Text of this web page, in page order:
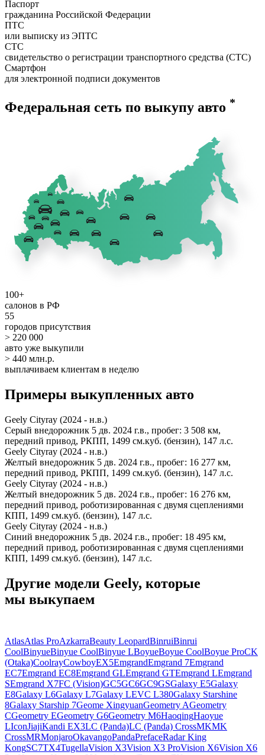
Паспорт
гражданина Российской Федерации
ПТС
или выписку из ЭПТС
СТС
свидетельство о регистрации транспортного средства (СТС)
Смартфон
для электронной подписи документов
Федеральная сеть по выкупу авто *
100+
салонов в РФ
55
городов присутствия
> 220 000
авто уже выкупили
> 440 млн.р.
выплачиваем клиентам в неделю
Примеры выкупленных авто
Geely Cityray (2024 - н.в.)
Серый внедорожник 5 дв. 2024 г.в., пробег: 3 508 км,
передний привод, РКПП, 1499 см.куб. (бензин), 147 л.с.
Geely Cityray (2024 - н.в.)
Желтый внедорожник 5 дв. 2024 г.в., пробег: 16 277 км,
передний привод, РКПП, 1499 см.куб. (бензин), 147 л.с.
Geely Cityray (2024 - н.в.)
Желтый внедорожник 5 дв. 2024 г.в., пробег: 16 276 км,
передний привод, роботизированная с двумя сцеплениями
КПП, 1499 см.куб. (бензин), 147 л.с.
Geely Cityray (2024 - н.в.)
Синий внедорожник 5 дв. 2024 г.в., пробег: 18 495 км,
передний привод, роботизированная с двумя сцеплениями
КПП, 1499 см.куб. (бензин), 147 л.с.
Другие модели Geely, которые
мы выкупаем
AtlasAtlas ProAzkarraBeauty LeopardBinruiBinrui
CoolBinyueBinyue CoolBinyue LBoyueBoyue CoolBoyue ProCK
(Otaka)CoolrayCowboyEX5EmgrandEmgrand 7Emgrand
EC7Emgrand EC8Emgrand GLEmgrand GTEmgrand LEmgrand
SEmgrand X7FC (Vision)GC5GC6GC9GSGalaxy E5Galaxy
E8Galaxy L6Galaxy L7Galaxy LEVC L380Galaxy Starshine
8Galaxy Starship 7Geome XingyuanGeometry AGeometry
CGeometry EGeometry G6Geometry M6HaoqingHaoyue
LIconJiajiKandi EX3LC (Panda)LC (Panda) CrossMKMK
CrossMRMonjaroOkavangoPandaPrefaceRadar King
KongSC7TX4TugellaVision X3Vision X3 ProVision X6Vision X6